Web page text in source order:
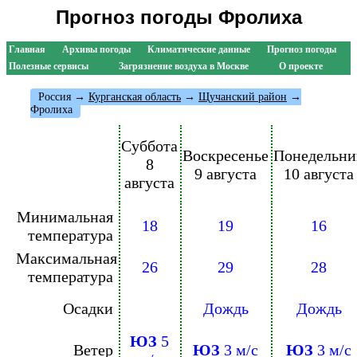
Прогноз погоды Фролиха
Главная Архивы погоды Климатические данные
Прогноз погоды
Полезные сервисы
Загрязнение воздуха в Москве О проекте
Россия → Курганская область → Щучанский район →
Фролиха
Суббота
8
августа
Воскресенье
9 августа
10 августа
Минимальная
температура
18 19
16
Максимальная
температура
26 29 28
Осадки Дождь Дождь
Ветер ЮЗ 5
ЮЗ 3 м/с ЮЗ 3 м/с